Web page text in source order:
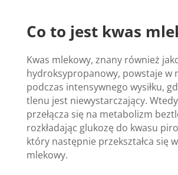
Co to jest kwas
Kwas mlekowy, znany również
hydroksypropanowy, powstaje w
podczas intensywnego wysiłku,
tlenu jest niewystarczający.
przełącza się na metabolizm
rozkładając glukozę do kwasu
który następnie przekształca się
mlekowy.